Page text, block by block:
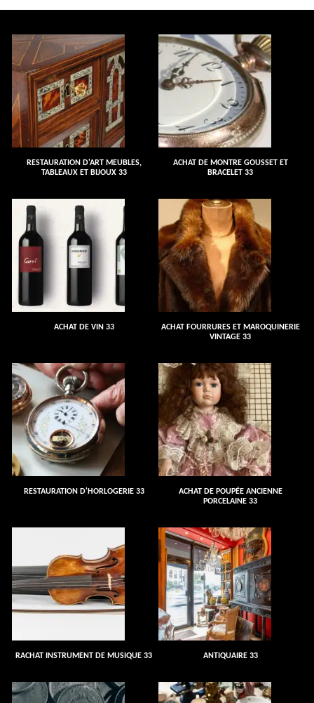
RESTAURATION D'ART MEUBLES,
TABLEAUX ET BIJOUX 33
ACHAT DE MONTRE GOUSSET ET
BRACELET 33
ACHAT DE VIN 33
ACHAT FOURRURES ET MAROQUINERIE
VINTAGE 33
RESTAURATION D'HORLOGERIE 33
ACHAT DE POUPÉE ANCIENNE
PORCELAINE 33
RACHAT INSTRUMENT DE MUSIQUE 33 ANTIQUAIRE 33